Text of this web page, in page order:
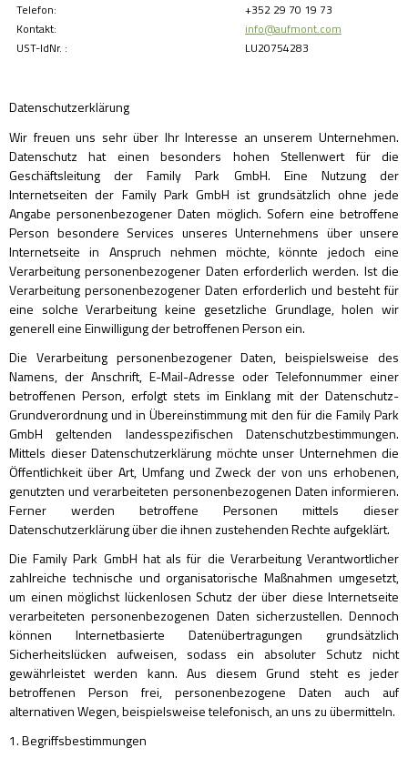
Telefon:
+352 29 70 19 73
Kontakt:
info@aufmont.com
UST-IdNr. :
LU20754283
Datenschutzerklärung
Wir freuen uns sehr über Ihr Interesse an unserem Unternehmen.
Datenschutz hat einen besonders hohen Stellenwert für die
Geschäftsleitung der Family Park GmbH. Eine Nutzung der
Internetseiten der Family Park GmbH ist grundsätzlich ohne jede
Angabe personenbezogener Daten möglich. Sofern eine betroffene
Person besondere Services unseres Unternehmens über unsere
Internetseite in Anspruch nehmen möchte, könnte jedoch eine
Verarbeitung personenbezogener Daten erforderlich werden. Ist die
Verarbeitung personenbezogener Daten erforderlich und besteht für
eine solche Verarbeitung keine gesetzliche Grundlage, holen wir
generell eine Einwilligung der betroffenen Person ein.
Die Verarbeitung personenbezogener Daten, beispielsweise des
Namens, der Anschrift, E-Mail-Adresse oder Telefonnummer einer
betroffenen Person, erfolgt stets im Einklang mit der Datenschutz-
Grundverordnung und in Übereinstimmung mit den für die Family Park
GmbH geltenden landesspezifischen Datenschutzbestimmungen.
Mittels dieser Datenschutzerklärung möchte unser Unternehmen die
Öffentlichkeit über Art, Umfang und Zweck der von uns erhobenen,
genutzten und verarbeiteten personenbezogenen Daten informieren.
Ferner werden betroffene Personen mittels dieser
Datenschutzerklärung über die ihnen zustehenden Rechte aufgeklärt.
Die Family Park GmbH hat als für die Verarbeitung Verantwortlicher
zahlreiche technische und organisatorische Maßnahmen umgesetzt,
um einen möglichst lückenlosen Schutz der über diese Internetseite
verarbeiteten personenbezogenen Daten sicherzustellen. Dennoch
können Internetbasierte Datenübertragungen grundsätzlich
Sicherheitslücken aufweisen, sodass ein absoluter Schutz nicht
gewährleistet werden kann. Aus diesem Grund steht es jeder
betroffenen Person frei, personenbezogene Daten auch auf
alternativen Wegen, beispielsweise telefonisch, an uns zu übermitteln.
1. Begriffsbestimmungen